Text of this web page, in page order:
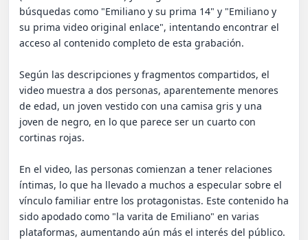
búsquedas como "Emiliano y su prima 14" y "Emiliano y
su prima video original enlace", intentando encontrar el
acceso al contenido completo de esta grabación.
Según las descripciones y fragmentos compartidos, el
video muestra a dos personas, aparentemente menores
de edad, un joven vestido con una camisa gris y una
joven de negro, en lo que parece ser un cuarto con
cortinas rojas.
En el video, las personas comienzan a tener relaciones
íntimas, lo que ha llevado a muchos a especular sobre el
vínculo familiar entre los protagonistas. Este contenido ha
sido apodado como "la varita de Emiliano" en varias
plataformas, aumentando aún más el interés del público.